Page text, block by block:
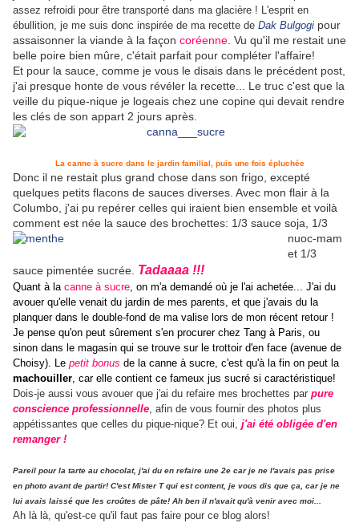
assez refroidi pour être transporté dans ma glacière ! L'esprit en
ébullition, je me suis donc inspirée de ma recette de Dak Bulgogi pour
assaisonner la viande à la façon coréenne . Vu qu'il me restait une
belle poire bien mûre, c'était parfait pour compléter l'affaire!
Et pour la sauce, comme je vous le disais dans le précédent post,
j'ai presque honte de vous révéler la recette... Le truc c'est que la
veille du pique-nique je logeais chez une copine qui devait rendre
les clés de son appart 2 jours après.
La canne à sucre dans le jardin familial, puis une fois épluchée
Donc il ne restait plus grand chose dans son frigo, excepté
quelques petits flacons de sauces diverses. Avec mon flair à la
Columbo, j'ai pu repérer celles qui iraient bien ensemble et voilà
comment est née la sauce des brochettes: 1/3 sauce soja, 1/3
nuoc-mam
et 1/3
sauce pimentée sucrée. Tadaaaa !!!
Quant à la canne à sucre, on m'a demandé où je l'ai achetée... J'ai du
avouer qu'elle venait du jardin de mes parents, et que j'avais du la
planquer dans le double-fond de ma valise lors de mon récent retour !
Je pense qu'on peut sûrement s'en procurer chez Tang à Paris, ou
sinon dans le magasin qui se trouve sur le trottoir d'en face (avenue de
Choisy). Le petit bonus de la canne à sucre, c'est qu'à la fin on peut la
machouiller, car elle contient ce fameux jus sucré si caractéristique!
Dois-je aussi vous avouer que j'ai du refaire mes brochettes par pure
conscience professionnelle, afin de vous fournir des photos plus
appétissantes que celles du pique-nique? Et oui, j'ai été obligée d'en
remanger !
Pareil pour la tarte au chocolat, j'ai du en refaire une 2e car je ne l'avais pas prise
en photo avant de partir! C'est Mister T qui est content, je vous dis que ça, car je ne
lui avais laissé que les croûtes de pâte! Ah ben il n'avait qu'à venir avec moi...
Ah là là, qu'est-ce qu'il faut pas faire pour ce blog alors!